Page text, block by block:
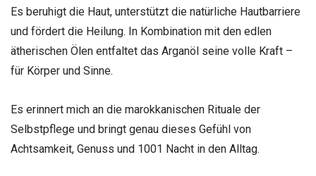
Es beruhigt die Haut, unterstützt die natürliche Hautbarriere
und fördert die Heilung. In Kombination mit den edlen
ätherischen Ölen entfaltet das Arganöl seine volle Kraft –
für Körper und Sinne.
Es erinnert mich an die marokkanischen Rituale der
Selbstpflege und bringt genau dieses Gefühl von
Achtsamkeit, Genuss und 1001 Nacht in den Alltag.